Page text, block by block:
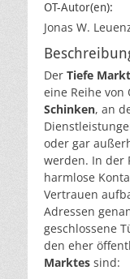
OT-Autor(en):
Jonas W.
Der Tiefe Markt
eine Reihe
Schinken, an
oder gar
werden. In der
harmlose
Vertrauen
Adressen
geschlossene
den eher
Marktes sind: